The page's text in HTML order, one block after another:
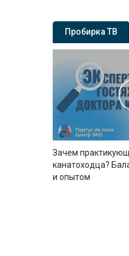
Пробирка ТВ
Зачем
канатоходца?
и опытом